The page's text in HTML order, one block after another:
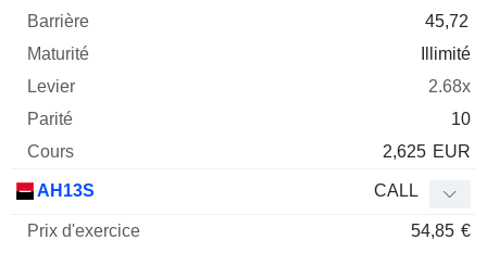
45,72
Illimité
2.68x
10
2,625 EUR
AH13S CALL
54,85 €